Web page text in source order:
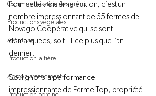
Commercialisation des grains
Productions végétales
Aviculture
Production laitière
Agroenvironnement
Production porcine
Pour cette troisième édition, c’est un
nombre impressionnant de 55 fermes de
Novago Coopérative qui se sont
démarquées, soit 11 de plus que l’an
dernier.
Soulignons la performance
impressionnante de Ferme Top, propriété